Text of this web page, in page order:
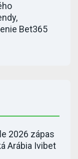
Bet365
2026 zápas
Arábia Ivibet